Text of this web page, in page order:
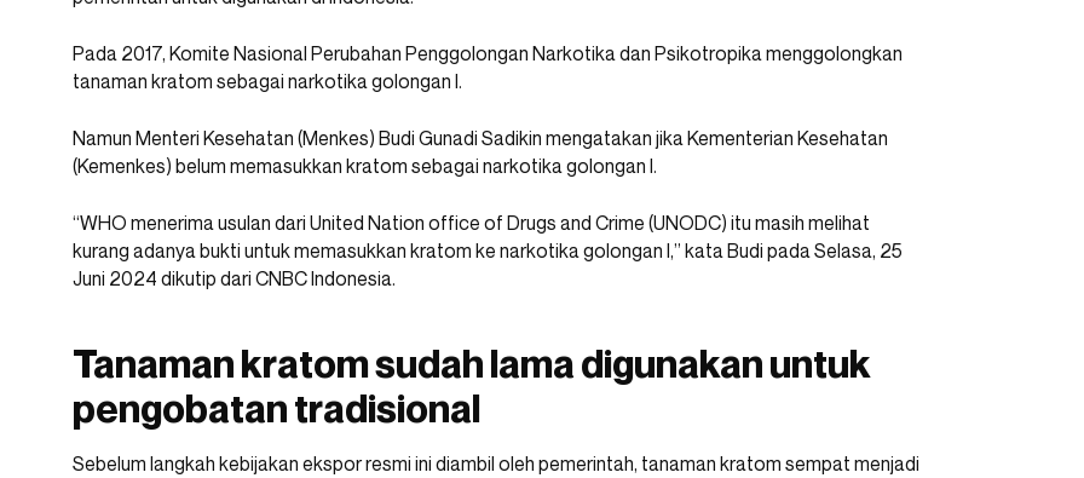
Pada 2017, Komite Nasional Perubahan Penggolongan Narkotika dan Psikotropika menggolongkan
tanaman kratom sebagai narkotika golongan I.
Namun Menteri Kesehatan (Menkes) Budi Gunadi Sadikin mengatakan jika Kementerian Kesehatan
(Kemenkes) belum memasukkan kratom sebagai narkotika golongan I.
“WHO menerima usulan dari United Nation office of Drugs and Crime (UNODC) itu masih melihat
kurang adanya bukti untuk memasukkan kratom ke narkotika golongan I,” kata Budi pada Selasa, 25
Juni 2024 dikutip dari CNBC Indonesia.
Tanaman kratom sudah lama digunakan untuk
pengobatan tradisional
Sebelum langkah kebijakan ekspor resmi ini diambil oleh pemerintah, tanaman kratom sempat menjadi